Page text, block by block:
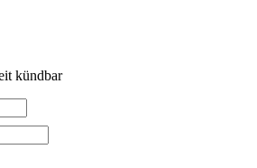
kündbar